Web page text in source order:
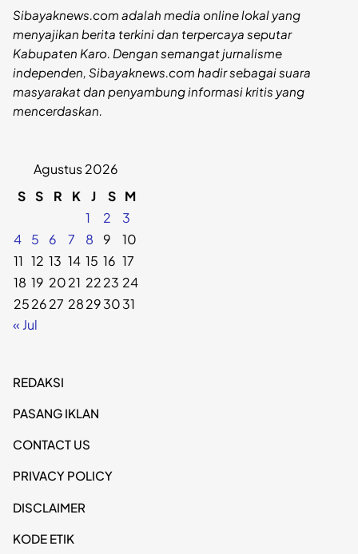
Sibayaknews.com adalah media online lokal yang
menyajikan berita terkini dan terpercaya seputar
Kabupaten Karo. Dengan semangat jurnalisme
independen, Sibayaknews.com hadir sebagai suara
masyarakat dan penyambung informasi kritis yang
mencerdaskan.
Agustus 2026
S S R K J S M
1
2
3
4
5 6 7 8 9
10
11 12 13 14 15 16 17
18 19 2021 2223 24
252627 28293031
« Jul
REDAKSI
PASANG IKLAN
CONTACT US
PRIVACY POLICY
DISCLAIMER
KODE ETIK